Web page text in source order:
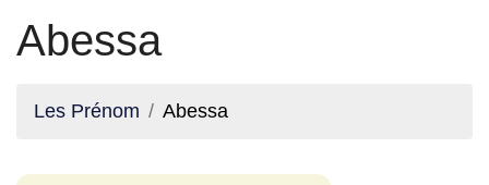
Abessa
Les Prénom Abessa